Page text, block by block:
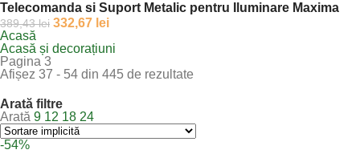
Telecomanda si Suport Metalic pentru Iluminare Maxima
389,43lei 332,67 lei
Acasă
Acasă și decorațiuni
Pagina 3
Afișez 37 - 54 din 445 de rezultate
Arată filtre
Arată 9 12 18 24
-54%